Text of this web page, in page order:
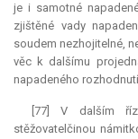
je i samotné
zjištěné vady
soudem nezhojitelné,
věc k dalšímu
napadeného
[77] V dalším
stěžovatelčinou